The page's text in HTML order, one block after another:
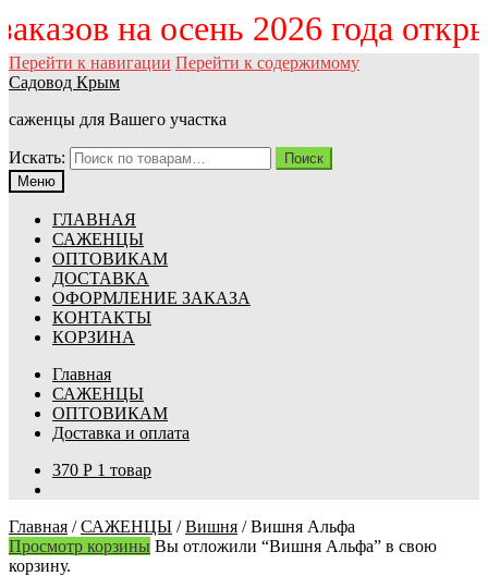
заказов на осень 2026 года
Перейти к навигации Перейти к содержимому
Садовод Крым
саженцы для Вашего участка
Искать:
Поиск
Меню
ГЛАВНАЯ
САЖЕНЦЫ
ОПТОВИКАМ
ДОСТАВКА
ОФОРМЛЕНИЕ ЗАКАЗА
КОНТАКТЫ
КОРЗИНА
Главная
САЖЕНЦЫ
ОПТОВИКАМ
Доставка и оплата
370 Р 1 товар
Главная /САЖЕНЦЫ /Вишня /Вишня Альфа
Просмотр корзины Вы отложили “Вишня Альфа” в свою
корзину.